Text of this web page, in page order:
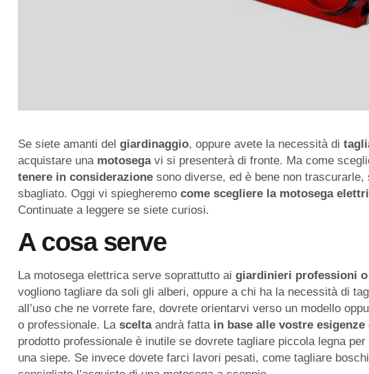
Se siete amanti del giardinaggio, oppure avete la necessità di
acquistare una motosegavi si presenterà di fronte. Ma come
tenere in considerazione sono diverse, ed è bene non
sbagliato. Oggi vi spiegheremo come scegliere la motosega
Continuate a leggere se siete curiosi.
A cosa serve
La motosega elettrica serve soprattutto ai giardinieri professioni
vogliono tagliare da soli gli alberi, oppure a chi ha la necessità di
all’uso che ne vorrete fare, dovrete orientarvi verso un modello
o professionale. La sceltaandrà fatta in base alle vostre esigenze
prodotto professionale è inutile se dovrete tagliare piccola legna per
una siepe. Se invece dovete farci lavori pesati, come tagliare